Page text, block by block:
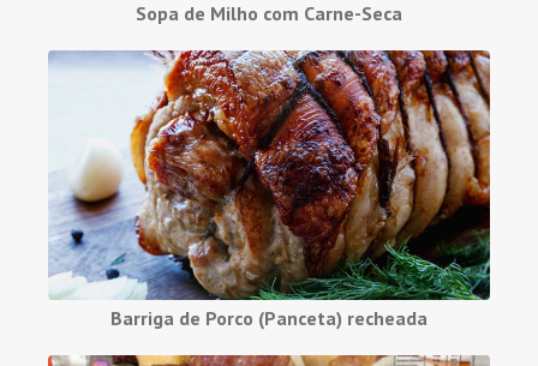
Sopa de Milho com Carne-Seca
Barriga de Porco (Panceta) recheada